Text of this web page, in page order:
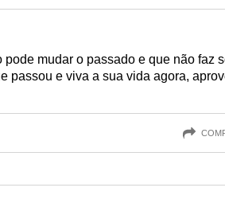
mudar o passado e que não faz
passou e viva a sua vida agora,